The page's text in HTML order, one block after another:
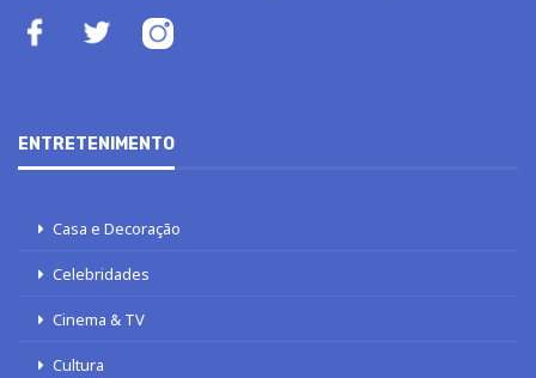
ENTRETENIMENTO
Casa e Decoração
Celebridades
Cinema & TV
Cultura